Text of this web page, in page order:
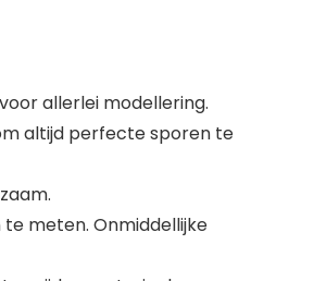
allerlei modellering.
altijd perfecte sporen te
meten. Onmiddellijke